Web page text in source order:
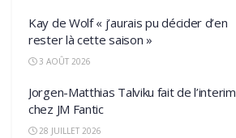
Kay de Wolf « j’aurais pu décider d’en
rester là cette saison »
3 AOÛT 2026
Jorgen-Matthias Talviku fait de l’interim
chez JM Fantic
28 JUILLET 2026